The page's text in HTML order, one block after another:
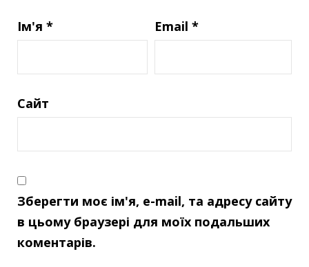
Ім'я * Email *
Сайт
Зберегти моє ім'я, e-mail, та адресу сайту
в цьому браузері для моїх подальших
коментарів.